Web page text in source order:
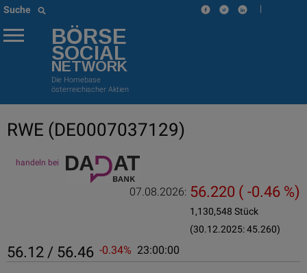
Suche |
BÖRSE
SOCIAL
NETWORK
Die Homebase
österreichischer Aktien
RWE (DE0007037129)
handeln bei
07.08.2026: 56.220 ( -0.46 %)
1,130,548 Stück
(30.12.2025: 45.260)
56.12 / 56.46 -0.34% 23:00:00